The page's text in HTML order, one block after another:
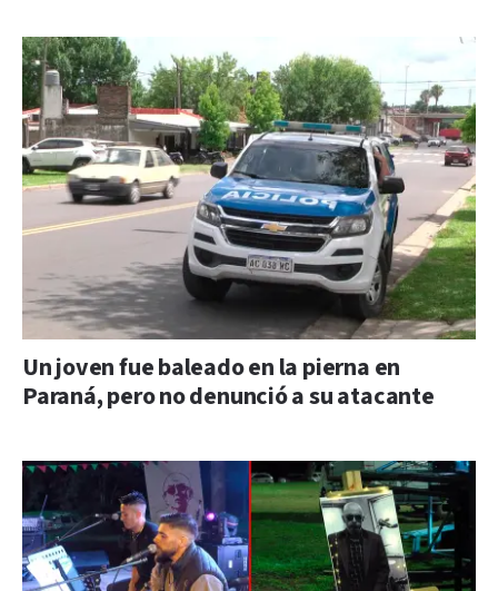
Un joven fue baleado en la pierna en
Paraná, pero no denunció a su atacante